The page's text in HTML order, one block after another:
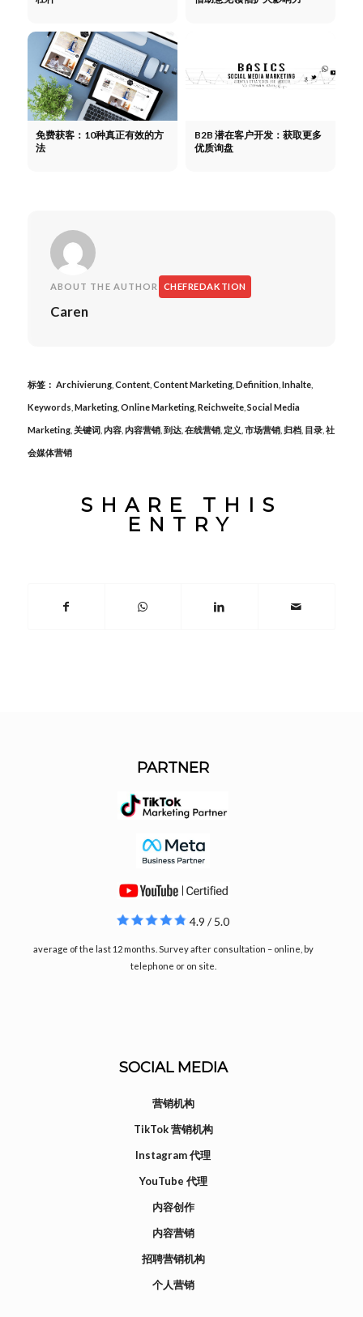
免费获客：10种真正有效的方
法
B2B 潜在客户开发：获取更多
优质询盘
ABOUT THE AUTHOR CHEFREDAKTION
Caren
标签： Archivierung, Content, Content Marketing, Definition, Inhalte,
Keywords Marketing, Online Marketing, Reichweite, Social Media
Marketing, 关键词, 内容, 内容营销, 到达, 在线营销, 定义 市场营销, 归档, 目录, 社
会媒体营销
SHARE THIS
ENTRY
PARTNER
4.9 / 5.0
average of the last 12 months. Survey after consultation – online, by
telephone or on site.
SOCIAL MEDIA
营销机构
TikTok 营销机构
Instagram 代理
YouTube 代理
内容创作
内容营销
招聘营销机构
个人营销